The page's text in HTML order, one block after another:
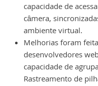
capacidade de
câmera,
ambiente virtual.
Melhorias foram
desenvolvedores
capacidade de
Rastreamento de